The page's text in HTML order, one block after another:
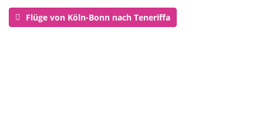
Flüge von Köln-Bonn nach Teneriffa